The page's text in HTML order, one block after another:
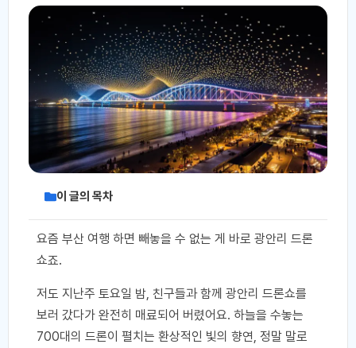
이 글의 목차
요즘 부산 여행 하면 빼놓을 수 없는 게 바로 광안리 드론
쇼죠.
저도 지난주 토요일 밤, 친구들과 함께 광안리 드론쇼를
보러 갔다가 완전히 매료되어 버렸어요. 하늘을 수놓는
700대의 드론이 펼치는 환상적인 빛의 향연, 정말 말로